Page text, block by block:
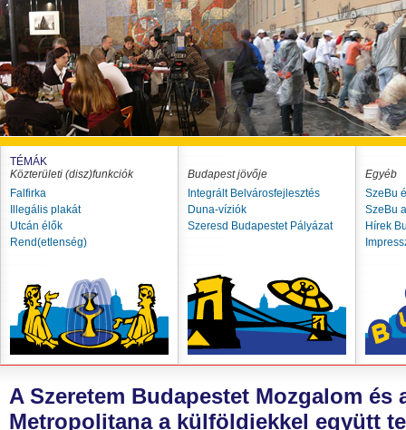
TÉMÁK
Közterületi (disz)funkciók
Falfirka
Illegális plakát
Utcán élők
Rend(etlenség)
Budapest jövője
Integrált Belvárosfejlesztés
Duna-víziók
Szeresd Budapestet Pályázat
Egyéb
SzeBu
SzeBu
Hírek
A Szeretem Budapestet Mozgalom és
Metropolitana a külföldiekkel együtt